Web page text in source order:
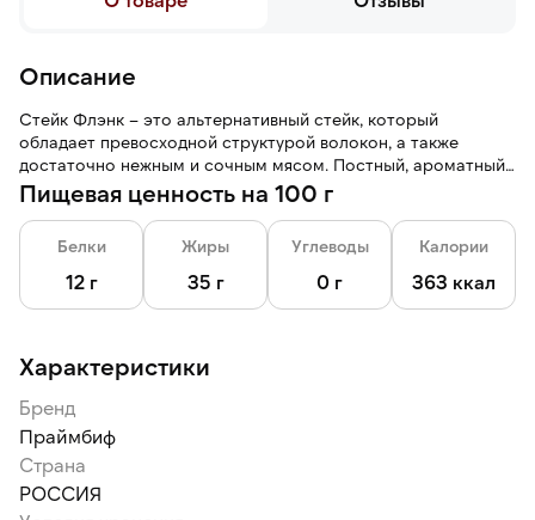
Описание
Стейк Флэнк – это альтернативный стейк, который
обладает превосходной структурой волокон, а также
достаточно нежным и сочным мясом. Постный, ароматный
и достаточно многоцелевой отруб.
Пищевая ценность на 100 г
Белки
12 г
Жиры
35 г
Углеводы
0 г
Калории
363 ккал
Характеристики
Бренд
Праймбиф
Страна
РОССИЯ